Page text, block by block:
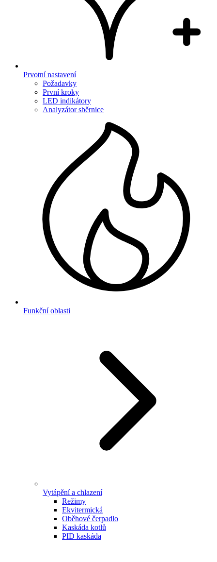
Prvotní nastavení
Požadavky
První kroky
LED indikátory
Analyzátor sběrnice
Funkční oblasti
Vytápění a chlazení
Režimy
Ekvitermická
Oběhové čerpadlo
Kaskáda kotlů
PID kaskáda